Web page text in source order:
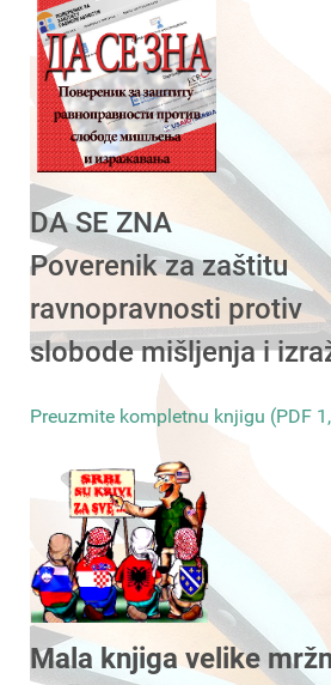
DA SE ZNA
Poverenik za zaštitu
ravnopravnosti protiv
slobode mišljenja i
Preuzmite kompletnu knjigu (PDF
Mala knjiga velike